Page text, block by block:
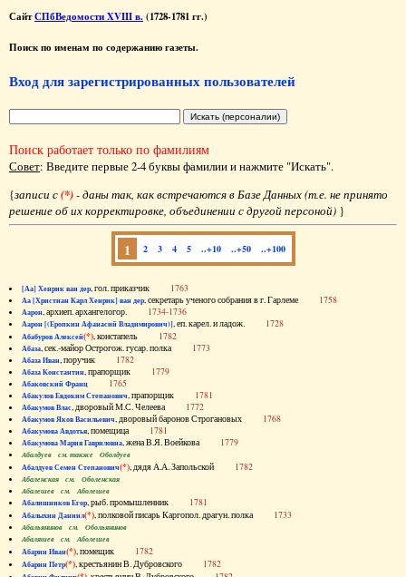
СайтСПбВедомости XVIII в. (1728-1781 гг.)
Поиск по именам по содержанию газеты.
Вход для зарегистрированных пользователей
Поиск работает только по фамилиям
Совет: Введите первые 2-4 буквы фамилии и нажмите "Искать".
{записи с(*)- даны так, как встречаются в Базе Данных (т.е. не принято
решение об их корректировке, объединении с другой персоной) }
1 2 3 4 5 ..+10 ..+50 ..+100
[Аа] Хенрик ван дер, гол. приказчик 1763
Аа [Христиан Карл Хенрик] ван дер, секретарь ученого собрания в г. Гарлеме 1758
Аарон, архиеп. архангелогор. 1734-1736
Аарон [(Еропкин Афанасий Владимирович)], еп. карел. и ладож. 1728
Абабуров Алексей(*), констапель 1782
Абаза, сек.-майор Острогож. гусар. полка 1773
Абаза Иван, поручик 1782
Абаза Константин, прапорщик 1779
Абаковский Франц 1765
Абакулов Евдоким Степанович, прапорщик 1781
Абакумов Влас, дворовый М.С. Челеева 1772
Абакумов Яков Васильевич, дворовый баронов Строгановых 1768
Абакумова Авдотья, помещица 1781
Абакумова Мария Гавриловна, жена В.Я. Воейкова 1779
Абалдуев см. также Оболдуев
Абалдуев Семен Степанович(*), дядя А.А. Запольской 1782
Абаленская см. Оболенская
Абалешев см. Аболешев
Абалишников Егор, рыб. промышленник 1781
Абалыхин Даниил(*), полковой писарь Каргопол. драгун. полка 1733
Абальянинов см. Обольянинов
Абаляшев см. Аболешев
Абарин Иван(*), помещик 1782
Абарин Петр(*), крестьянин В. Дубровского 1782